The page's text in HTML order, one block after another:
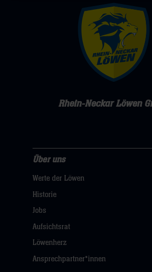
Rhein-Neckar Löwen
uns
Navigation
öffnen,
hier
Über uns
Werte der Löwen
Historie
Jobs
Aufsichtsrat
Löwenherz
Ansprechpartner*innen